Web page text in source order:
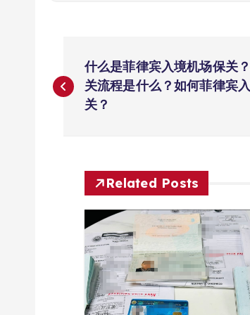
章
什么是菲律宾入境机场保关
关流程是什么？如何菲律宾
关？
Related Posts